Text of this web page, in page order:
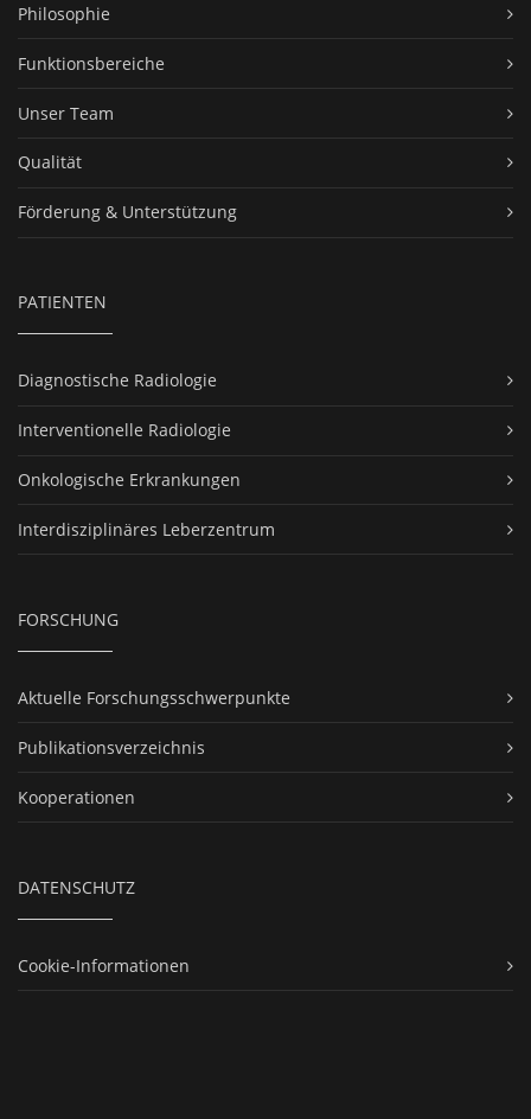
Philosophie
Funktionsbereiche
Unser Team
Qualität
Förderung & Unterstützung
PATIENTEN
Diagnostische Radiologie
Interventionelle Radiologie
Onkologische Erkrankungen
Interdisziplinäres Leberzentrum
FORSCHUNG
Aktuelle Forschungsschwerpunkte
Publikationsverzeichnis
Kooperationen
DATENSCHUTZ
Cookie-Informationen